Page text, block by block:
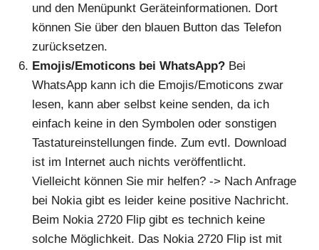
und den Menüpunkt Geräteinformationen. Dort
können Sie über den blauen Button das Telefon
zurücksetzen.
Emojis/Emoticons bei WhatsApp? Bei
WhatsApp kann ich die Emojis/Emoticons zwar
lesen, kann aber selbst keine senden, da ich
einfach keine in den Symbolen oder sonstigen
Tastatureinstellungen finde. Zum evtl. Download
ist im Internet auch nichts veröffentlicht.
Vielleicht können Sie mir helfen? -> Nach Anfrage
bei Nokia gibt es leider keine positive Nachricht.
Beim Nokia 2720 Flip gibt es technich keine
solche Möglichkeit. Das Nokia 2720 Flip ist mit